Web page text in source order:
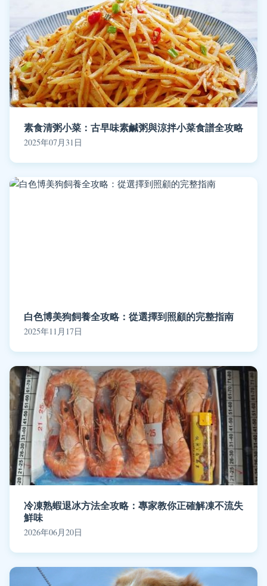
素食清粥小菜：古早味素鹹粥與涼拌小菜食譜全攻略
2025年07月31日
白色博美狗飼養全攻略：從選擇到照顧的完整指南
2025年11月17日
冷凍熟蝦退冰方法全攻略：專家教你正確解凍不流失
鮮味
2026年06月20日